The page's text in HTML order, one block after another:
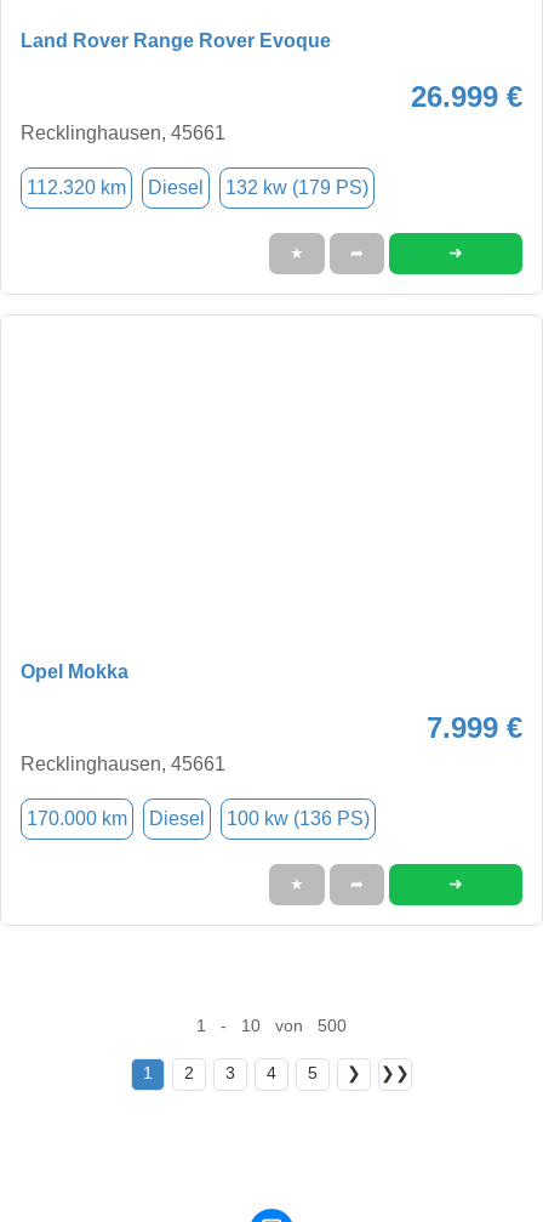
Land Rover Range Rover Evoque
26.999 €
Recklinghausen, 45661
112.320 km Diesel 132 kw (179 PS)
★ ➦ ➜
Opel Mokka
7.999 €
Recklinghausen, 45661
170.000 km Diesel 100 kw (136 PS)
★ ➦ ➜
1 - 10 von 500
1 2 3 4 5 ❯ ❯❯